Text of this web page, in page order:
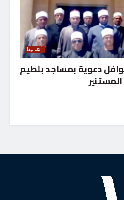
أهالينا
دعوية بمساجد بلطيم